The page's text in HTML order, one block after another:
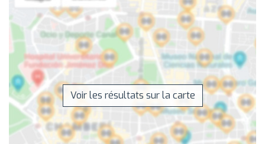
Voir les résultats sur la carte